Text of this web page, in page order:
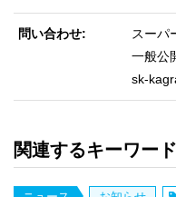
問い合わせ
スーパ
一般公
sk-
関連するキーワード